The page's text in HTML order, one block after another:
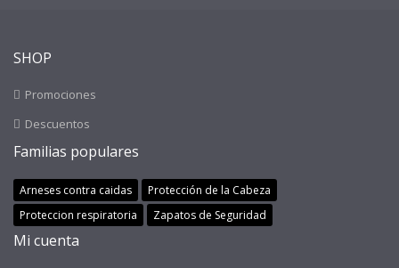
SHOP
Promociones
Descuentos
Familias populares
Arneses contra caidas
Protección de la Cabeza
Proteccion respiratoria
Zapatos de Seguridad
Mi cuenta